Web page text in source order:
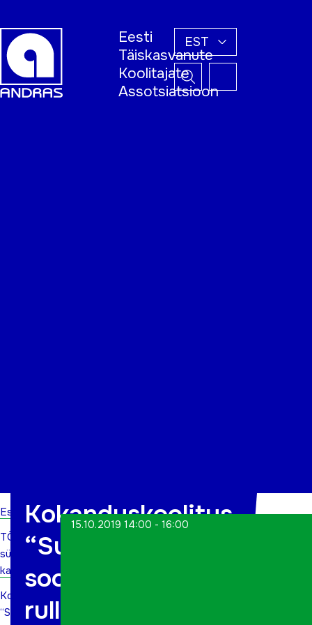
Eesti
Täiskasvanute
Koolitajate
Assotsiatsioon
EST
Esileht
TÕN
sündmuste
kalender
Kokanduskoolitus
“Suupisted
Kokanduskoolitus
“Suupisted
soolaste
rullidega”
15.10.2019 14:00 - 16:00